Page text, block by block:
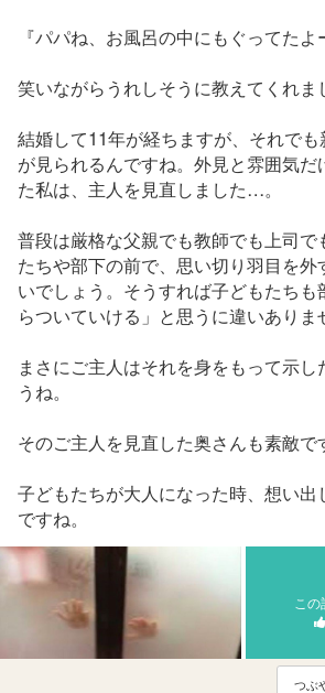
『パパね、お風呂の中にもぐってたよ
笑いながらうれしそうに教えてくれま
結婚して11年が経ちますが、それで
が見られるんですね。外見と雰囲気だ
た私は、主人を見直しました…。
普段は厳格な父親でも教師でも上司で
たちや部下の前で、思い切り羽目を外
いでしょう。そうすれば子どもたちも
らついていける」と思うに違いありま
まさにご主人はそれを身をもって示し
うね。
そのご主人を見直した奥さんも素敵で
子どもたちが大人になった時、想い出
ですね。
こ
つぶ